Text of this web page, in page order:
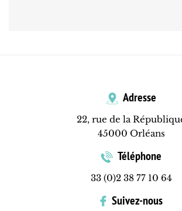
Adresse
22, rue de la
45000 Orléans
Téléphone
33 (0)2 38 77 10 64
Suivez-nous